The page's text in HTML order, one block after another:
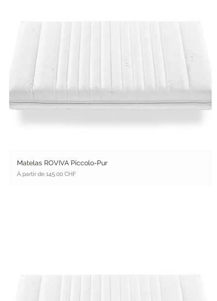
Matelas ROVIVA Piccolo-Pur
À partir de145.00 CHF
Prix promotionnel